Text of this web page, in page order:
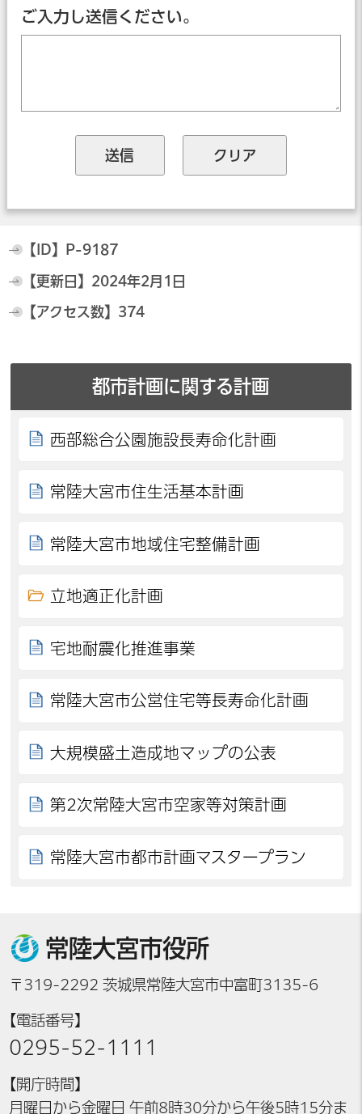
ご入力し送信ください。
【ID】 P-9187
【更新日】 2024年2月1日
【アクセス数】 374
都市計画に関する計画
西部総合公園施設長寿命化計画
常陸大宮市住生活基本計画
常陸大宮市地域住宅整備計画
立地適正化計画
宅地耐震化推進事業
常陸大宮市公営住宅等長寿命化計画
大規模盛土造成地マップの公表
第2次常陸大宮市空家等対策計画
常陸大宮市都市計画マスタープラン
常陸大宮市役所
〒319-2292 茨城県常陸大宮市中富町3135-6
【電話番号】
0295-52-1111
【開庁時間】
月曜日から金曜日 午前8時30分から午後5時15分ま